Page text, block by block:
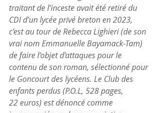
traitant de l’inceste avait été retiré du
CDI d’un lycée privé breton en 2023,
c’est au tour de Rebecca Lighieri (de son
vrai nom Emmanuelle Bayamack-Tam)
de faire l’objet d’attaques pour le
contenu de son roman, sélectionné pour
le Goncourt des lycéens. Le Club des
enfants perdus (P.O.L, 528 pages,
22 euros) est dénoncé comme